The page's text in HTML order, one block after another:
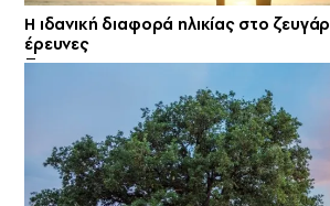
Η ιδανική διαφορά ηλικίας στο
έρευνες